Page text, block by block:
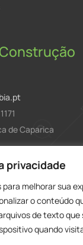
privacidade
melhorar sua
o conteúdo
de texto que
quando
de Caparica